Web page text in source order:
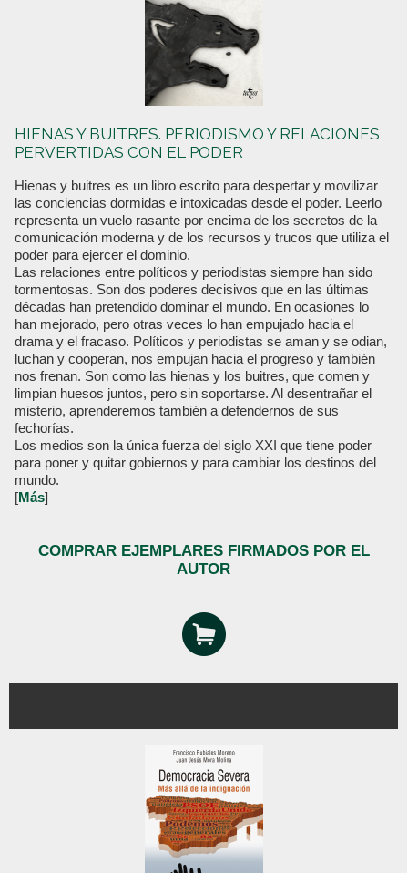
HIENAS Y BUITRES. PERIODISMO Y RELACIONES
PERVERTIDAS CON EL PODER
Hienas y buitres es un libro escrito para despertar y movilizar
las conciencias dormidas e intoxicadas desde el poder. Leerlo
representa un vuelo rasante por encima de los secretos de la
comunicación moderna y de los recursos y trucos que utiliza el
poder para ejercer el dominio.
Las relaciones entre políticos y periodistas siempre han sido
tormentosas. Son dos poderes decisivos que en las últimas
décadas han pretendido dominar el mundo. En ocasiones lo
han mejorado, pero otras veces lo han empujado hacia el
drama y el fracaso. Políticos y periodistas se aman y se odian,
luchan y cooperan, nos empujan hacia el progreso y también
nos frenan. Son como las hienas y los buitres, que comen y
limpian huesos juntos, pero sin soportarse. Al desentrañar el
misterio, aprenderemos también a defendernos de sus
fechorías.
Los medios son la única fuerza del siglo XXI que tiene poder
para poner y quitar gobiernos y para cambiar los destinos del
mundo.
[Más]
COMPRAR EJEMPLARES FIRMADOS POR EL
AUTOR